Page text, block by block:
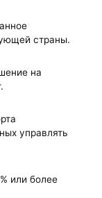
страны.
на
управлять
или более